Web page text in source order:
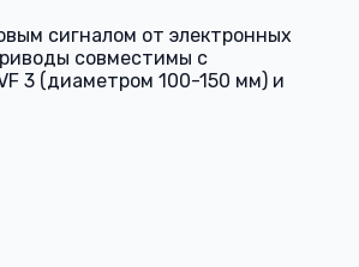
сигналом от электронных
совместимы с
3 (диаметром 100-150 мм) и